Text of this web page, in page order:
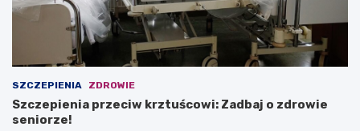
SZCZEPIENIA ZDROWIE
Szczepienia przeciw krztuścowi: Zadbaj o zdrowie
seniorze!